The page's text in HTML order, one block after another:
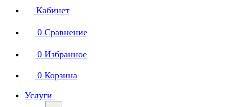
Кабинет
0 Сравнение
0 Избранное
0 Корзина
Услуги